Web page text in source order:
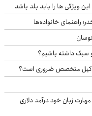
ویژگی ها را باید بلد باشد
داشته باشیم؟
وکیل متخصص ضروری است؟
زبان خود درآمد دلاری